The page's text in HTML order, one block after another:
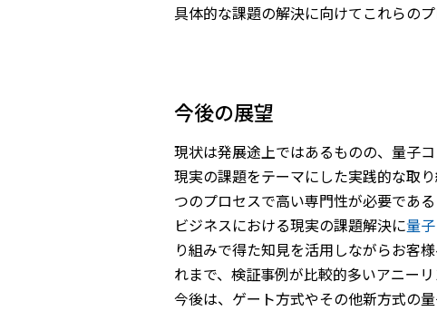
具体的な課題の解決に向けてこれらの
今後の展望
現状は発展途上ではあるものの、量子
現実の課題をテーマにした実践的な取
つのプロセスで高い専門性が必要であ
ビジネスにおける現実の課題解決に量
り組みで得た知見を活用しながらお客
れまで、検証事例が比較的多いアニー
今後は、ゲート方式やその他新方式の